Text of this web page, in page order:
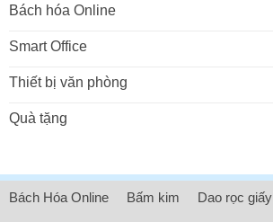
Bách hóa Online
Smart Office
Thiết bị văn phòng
Quà tặng
Bách Hóa Online Bấm kim Dao rọc giấy